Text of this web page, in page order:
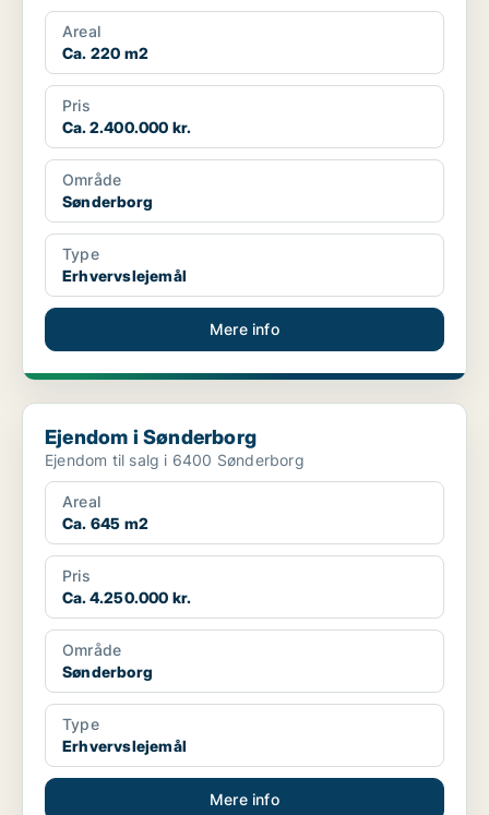
Areal
Ca. 220 m2
Pris
Ca. 2.400.000 kr.
Område
Sønderborg
Type
Erhvervslejemål
Mere info
Ejendom i Sønderborg
Ejendom i Sønderborg
Ejendom til salg i 6400 Sønderborg
Areal
Ca. 645 m2
Pris
Ca. 4.250.000 kr.
Område
Sønderborg
Type
Erhvervslejemål
Mere info